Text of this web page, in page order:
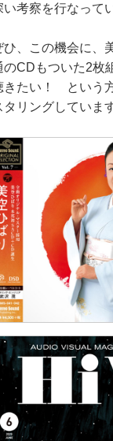
い考察を行なって
ひ、この機会に、
のCDもついた2枚
きたい！ という
タリングしていま